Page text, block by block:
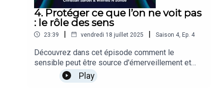
4. Protéger ce que l’on ne voit pas
: le rôle des sens
23:39 | vendredi 18 juillet 2025 | Saison 4, Ep. 4
Découvrez dans cet épisode comment le
sensible peut être source d'émerveillement et
d'apprentissage pour protéger le peuple invisible
du plancton.Regards croisés entre Christian
Play